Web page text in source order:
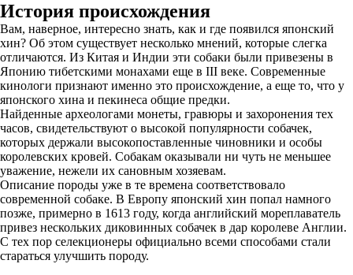
История происхождения
Вам, наверное, интересно знать, как и где появился японский
хин? Об этом существует несколько мнений, которые слегка
отличаются. Из Китая и Индии эти собаки были привезены в
Японию тибетскими монахами еще в III веке. Современные
кинологи признают именно это происхождение, а еще то, что у
японского хина и пекинеса общие предки.
Найденные археологами монеты, гравюры и захоронения тех
часов, свидетельствуют о высокой популярности собачек,
которых держали высокопоставленные чиновники и особы
королевских кровей. Собакам оказывали ни чуть не меньшее
уважение, нежели их сановным хозяевам.
Описание породы уже в те времена соответствовало
современной собаке. В Европу японский хин попал намного
позже, примерно в 1613 году, когда английский мореплаватель
привез нескольких диковинных собачек в дар королеве Англии.
С тех пор селекционеры официально всеми способами стали
стараться улучшить породу.